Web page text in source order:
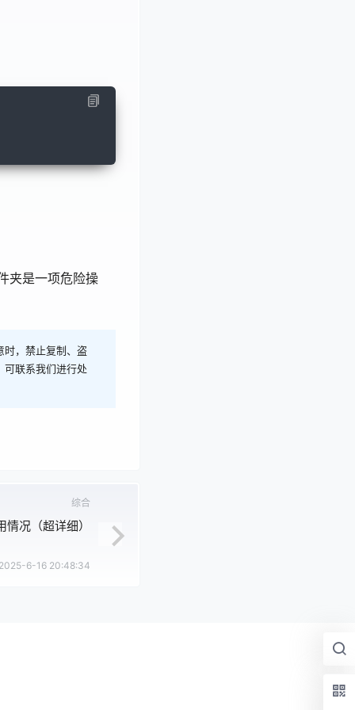
夹是一项危险操
时，禁止复制、盗
可联系我们进行处
综合
况（超详细）
6-16 20:48:34